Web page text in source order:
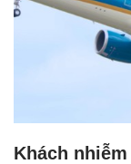
Khách